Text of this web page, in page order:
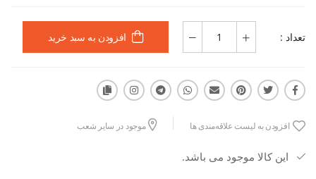
تعداد : افزودن به سبد خرید
افزودن به لیست علاقه‌مندی ها موجود در سایر شعب
این کالا موجود می باشد.